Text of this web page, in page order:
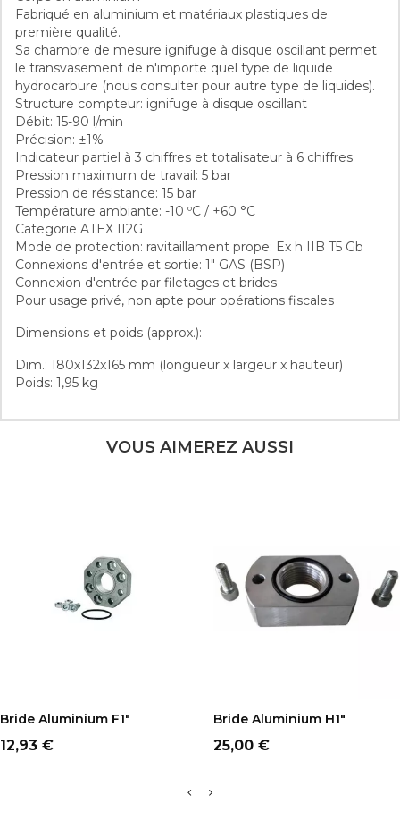
Fabriqué en aluminium et matériaux plastiques de
première qualité.
Sa chambre de mesure ignifuge à disque oscillant permet
le transvasement de n'importe quel type de liquide
hydrocarbure (nous consulter pour autre type de liquides).
Structure compteur: ignifuge à disque oscillant
Débit: 15-90 l/min
Précision: ±1%
Indicateur partiel à 3 chiffres et totalisateur à 6 chiffres
Pression maximum de travail: 5 bar
Pression de résistance: 15 bar
Température ambiante: -10 ºC / +60 °C
Categorie ATEX II2G
Mode de protection: ravitaillament prope: Ex h IIB T5 Gb
Connexions d'entrée et sortie: 1" GAS (BSP)
Connexion d'entrée par filetages et brides
Pour usage privé, non apte pour opérations fiscales
Dimensions et poids (approx.):
Dim.: 180x132x165 mm (longueur x largeur x hauteur)
Poids: 1,95 kg
Référence 32340
Fiche technique
Fluides
Avgas 100 100LL
Débit 90 L/min
Largeur 18.00 Cm
Hauteur 16.00 Cm
Profondeur
Masse
Compteur mécanique MG80A
fiche de renseignement compteur mécanique MG80A
Téléchargement (452.83KB)
VOUS AIMEREZ AUSSI
Bride Aluminium F1"
Prix
12,93 €
Bride Aluminium H1"
Prix
25,00 €